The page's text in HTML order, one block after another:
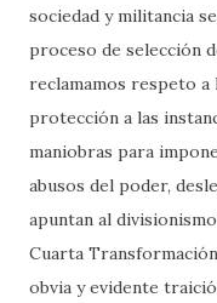
sociedad y militancia
proceso de selección
reclamamos respeto a
protección a las
maniobras para
abusos del poder,
apuntan al
Cuarta
obvia y evidente